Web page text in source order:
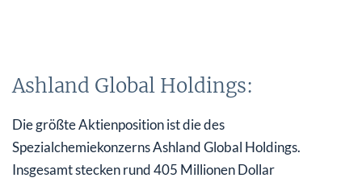
Ashland Global Holdings:
Die größte Aktienposition ist die des
Spezialchemiekonzerns Ashland Global Holdings.
Insgesamt stecken rund 405 Millionen Dollar